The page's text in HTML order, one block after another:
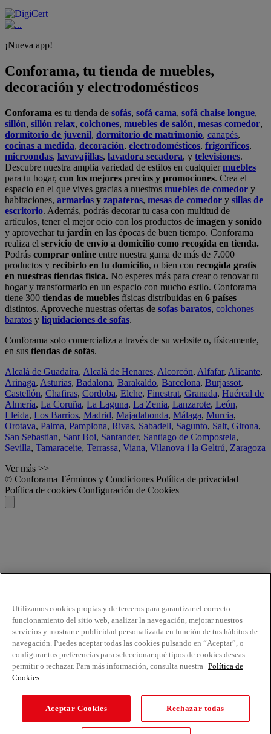
¡Nueva app!
Conforama, tu tienda de muebles,
decoración y electrodomésticos
Conforama es tu tienda de sofás, sofá cama, sofá chaise longue,
sillón, sillón relax, colchones, muebles de salón, mesas comedor,
dormitorio de juvenil, dormitorio de matrimonio, canapés,
cocinas a medida, decoración, electrodomésticos, frigoríficos,
microondas, lavavajillas, lavadora secadora, y televisiones.
Descubre nuestra amplia variedad de estilos en cualquiermuebles
para tu hogar, con los mejores precios y promociones. Crea el
espacio en el que vives gracias a nuestros muebles de comedor y
habitaciones, armarios y zapateros, mesas de comedor y sillas de
escritorio. Además, podrás decorar tu casa con multitud de
artículos, tener el mejor ocio con los productos de imagen y sonido
y aprovechar tu jardín en las épocas de buen tiempo. Conforama
realiza el servicio de envío a domicilio como recogida en tienda.
Podrás comprar online entre nuestra gama de más de 7.000
productos y recibirlo en tu domicilio, o bien con recogida gratis
en nuestras tiendas física. No esperes más para crear o renovar tu
hogar y transformarlo en un espacio con mucho estilo. Conforama
tiene 300 tiendas de muebles físicas distribuidas en 6 países
distintos. Aproveche nuestras ofertas de sofas baratos, colchones
baratos y liquidaciones de sofas.
Conforama solo comercializa a través de su website o, físicamente,
en sus tiendas de sofás.
Alcalá de Guadaíra, Alcalá de Henares, Alcorcón, Alfafar, Alicante,
Arinaga, Asturias, Badalona, Barakaldo, Barcelona, Burjassot,
Castellón, Chafiras, Cordoba, Elche, Finestrat, Granada, Huércal de
Almería, La Coruña, La Laguna, La Zenia, Lanzarote, León,
Lleida, Los Barrios, Madrid, Majadahonda, Málaga, Murcia,
Orotava, Palma, Pamplona, Rivas, Sabadell, Sagunto, Salt, Girona,
San Sebastian, Sant Boi, Santander, Santiago de Compostela,
Sevilla, Tamaraceite, Terrassa, Viana, Vilanova i la Geltrú, Zaragoza
Ver más >>
© Conforama Términos y Condiciones Política de privacidad
Política de cookies Configuración de Cookies
Utilizamos cookies propias y de terceros para garantizar el correcto
funcionamiento del sitio web, analizar la navegación, mejorar nuestros
servicios y mostrarte publicidad personalizada en función de tus hábitos de
navegación. Puedes aceptar todas las cookies pulsando en “Aceptar”, o
configurar tus preferencias para seleccionar qué tipos de cookies deseas
permitir o rechazar. Para más información, consulta nuestra Política de
Cookies
Aceptar Cookies Rechazar todas